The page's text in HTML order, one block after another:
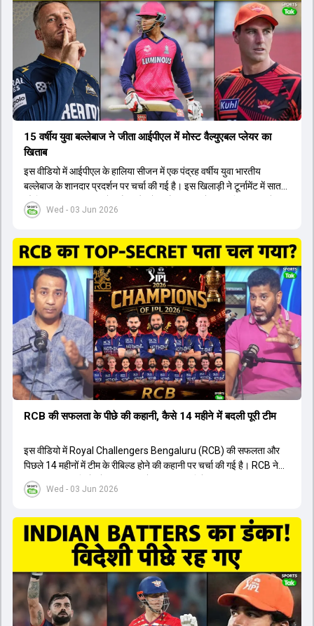
होंगे। इसके अलावा नीतीश रेड्डी को बतौर ऑलराउंडर ज्यादा मौके मिलेंगे। अजीत
अगरकर की अगुवाई वाली चयन समिति और कोच गौतम गंभीर आगामी टी20 वर्ल्ड
कप और 2028 ओलंपिक के लिए लंबी अवधि का विजन लेकर चल रहे हैं।
Wed - 03 Jun 2026
15 वर्षीय युवा बल्लेबाज ने जीता आईपीएल में मोस्ट वैल्युएबल प्लेयर का
खिताब
इस वीडियो में आईपीएल के हालिया सीजन में एक पंद्रह वर्षीय युवा भारतीय
बल्लेबाज के शानदार प्रदर्शन पर चर्चा की गई है। इस खिलाड़ी ने टूर्नामेंट में सात
सौ छिहत्तर रन बनाकर ऑरेंज कैप और मोस्ट वैल्युएबल प्लेयर का खिताब अपने नाम
किया है। वीडियो में बताया गया है कि ऑस्ट्रेलियाई टीम के वर्तमान कप्तान और
ऑस्ट्रेलियाई कप्तान के अनुसार, शुरुआत में लोगों को इस खिलाड़ी के प्रदर्शन पर
संदेह था, लेकिन अब उसने खुद को एक बेहतरीन बल्लेबाज साबित कर दिया है जो
गेंद को बाउंड्री के काफी पार मारने की क्षमता रखता है। वहीं, इंग्लैंड के पूर्व कप्तान
ने कहा कि टूर्नामेंट जीतने वाली टीम के अलावा इस सीजन की सबसे बड़ी बात इस
युवा खिलाड़ी का प्रदर्शन रहा है, जिसे देखने के लिए स्टेडियम में भारी भीड़ उमड़ती
थी। शानदार प्रदर्शन के बाद इस युवा खिलाड़ी को श्रीलंका में होने वाली
त्रिकोणीय सीरीज के लिए इंडिया ए टीम में भी शामिल कर लिया गया है।
Wed - 03 Jun 2026
RCB की सफलता के पीछे की कहानी, कैसे 14 महीने में बदली पूरी टीम
इस वीडियो में Royal Challengers Bengaluru (RCB) की सफलता और
पिछले 14 महीनों में टीम के रीबिल्ड होने की कहानी पर चर्चा की गई है। RCB ने
अपनी पुरानी गलतियों को स्वीकार करते हुए एक नया रिसेट बटन दबाया। टीम
मैनेजमेंट में Mo Bobat, Andy Flower, Dinesh Karthik और एनालिस्ट
के तहत Bhuvneshwar Kumar, Krunal Pandya और Rasikh Salam
जैसे भारतीय खिलाड़ियों को टीम में शामिल किया गया, जिन्होंने शानदार प्रदर्शन
किया। इसके अलावा, Virat Kohli की भूमिका में भी बदलाव देखा गया, जहां वह
अब टीम के युवा खिलाड़ियों के साथ ज्यादा जुड़े हुए नजर आते हैं। कप्तान Rajat
Patidar के नेतृत्व में टीम का कम्युनिकेशन बहुत स्पष्ट रहा है। एनालिस्ट से लेकर
मैनेजमेंट तक, सभी एक ही पेज पर रहते हैं, जिससे मैदान पर कोई कंफ्यूजन नहीं
होता। यही कारण है कि RCB ने लगातार सफलता हासिल की है।